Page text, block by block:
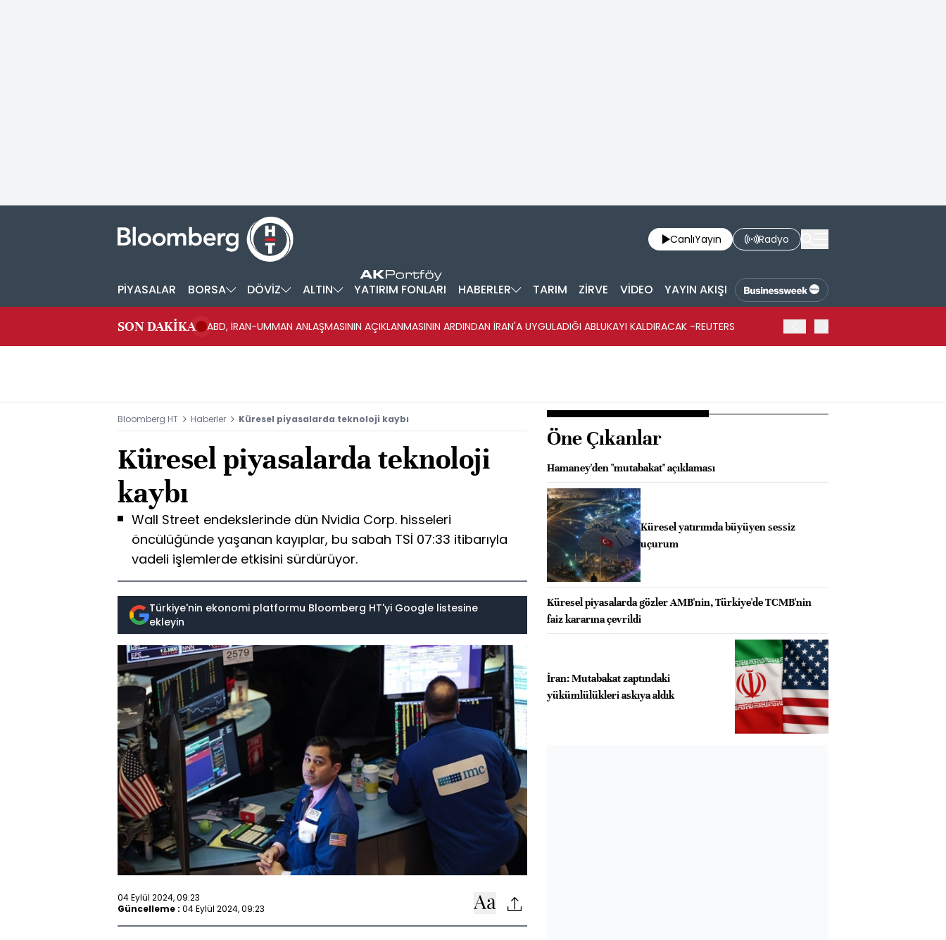
CanlıYayın Radyo
PİYASALAR BORSA DÖVİZ ALTIN YATIRIM FONLARI HABERLER TARIM ZİRVE VİDEO YAYIN AKIŞI
SON DAKİKA ABD, İRAN-UMMAN ANLAŞMASININ AÇIKLANMASININ ARDINDAN İRAN'A UYGULADIĞI ABLUKAYI KALDIRACAK -REUTERS
Bloomberg HT Haberler Küresel piyasalarda teknoloji kaybı
Küresel piyasalarda teknoloji
kaybı
Wall Street endekslerinde dün Nvidia Corp. hisseleri
öncülüğünde yaşanan kayıplar, bu sabah TSİ 07:33 itibarıyla
vadeli işlemlerde etkisini sürdürüyor.
Türkiye'nin ekonomi platformu Bloomberg HT'yi Google listesine
ekleyin
04 Eylül 2024, 09:23
Güncelleme : 04 Eylül 2024, 09:23
Öne Çıkanlar
Hamaney'den "mutabakat" açıklaması
Küresel yatırımda büyüyen sessiz
uçurum
Küresel piyasalarda gözler AMB'nin, Türkiye'de TCMB'nin
faiz kararına çevrildi
İran: Mutabakat zaptındaki
yükümlülükleri askıya aldık